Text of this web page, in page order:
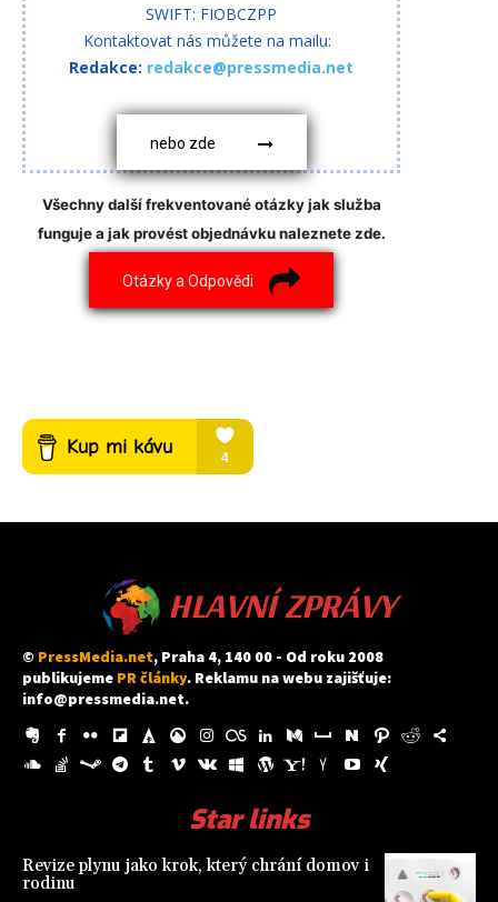
SWIFT: FIOBCZPP
Kontaktovat nás můžete na mailu:
Redakce: redakce@pressmedia.net
nebo zde
Všechny další frekventované otázky jak služba
funguje a jak provést objednávku naleznete zde.
Otázky a Odpovědi
HLAVNÍ ZPRÁVY
© PressMedia.net, Praha 4, 140 00 - Od roku 2008
publikujeme PR články. Reklamu na webu zajišťuje:
info@pressmedia.net.
Star links
Revize plynu jako krok, který chrání domov i
rodinu